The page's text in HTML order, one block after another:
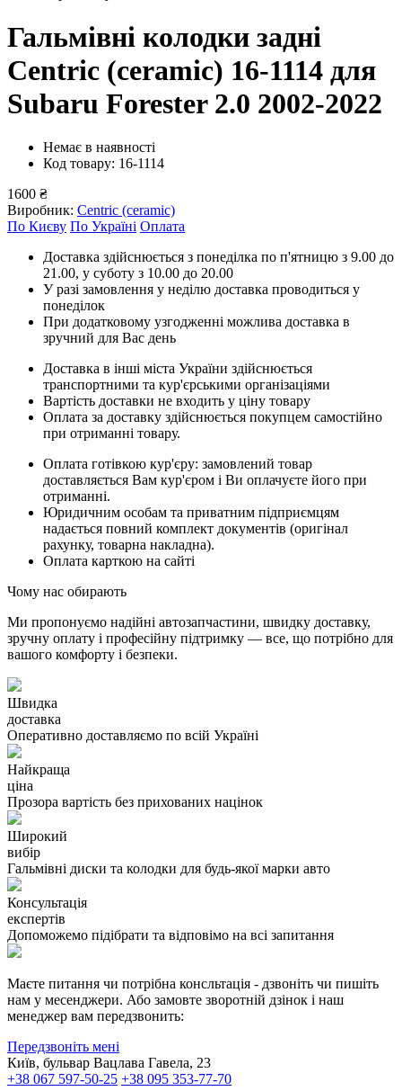
Гальмівні колодки задні
Centric (ceramic) 16-1114 для
Subaru Forester 2.0 2002-2022
Немає в наявності
Код товару: 16-1114
1600 ₴
Виробник: Centric (ceramic)
По Києву По Україні Оплата
Доставка здійснюється з понеділка по п'ятницю з 9.00 до
21.00, у суботу з 10.00 до 20.00
У разі замовлення у неділю доставка проводиться у
понеділок
При додатковому узгодженні можлива доставка в
зручний для Вас день
Доставка в інші міста України здійснюється
транспортними та кур'єрськими організаціями
Вартість доставки не входить у ціну товару
Оплата за доставку здійснюється покупцем самостійно
при отриманні товару.
Оплата готівкою кур'єру: замовлений товар
доставляється Вам кур'єром і Ви оплачуєте його при
отриманні.
Юридичним особам та приватним підприємцям
надається повний комплект документів (оригінал
рахунку, товарна накладна).
Оплата карткою на сайті
Чому нас обирають
Ми пропонуємо надійні автозапчастини, швидку доставку,
зручну оплату і професійну підтримку — все, що потрібно для
вашого комфорту і безпеки.
Швидка
доставка
Оперативно доставляємо по всій Україні
Найкраща
ціна
Прозора вартість без прихованих націнок
Широкий
вибір
Гальмівні диски та колодки для будь-якої марки авто
Консультація
експертів
Допоможемо підібрати та відповімо на всі запитання
Маєте питання чи потрібна консльтація - дзвоніть чи пишіть
нам у месенджери. Або замовте зворотній дзінок і наш
менеджер вам передзвонить:
Передзвоніть мені
Київ, бульвар Вацлава Гавела, 23
+38 067 597-50-25 +38 095 353-77-70